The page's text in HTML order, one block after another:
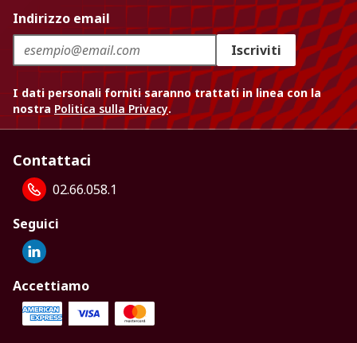
Indirizzo email
Iscriviti
I dati personali forniti saranno trattati in linea con la
nostra Politica sulla Privacy.
Contattaci
02.66.058.1
Seguici
Accettiamo